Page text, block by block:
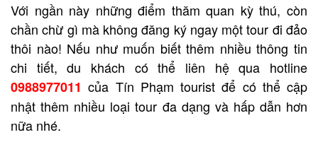
Với ngần này những điểm thăm quan kỳ thú, còn
chần chừ gì mà không đăng ký ngay một tour đi đảo
thôi nào! Nếu như muốn biết thêm nhiều thông tin
chi tiết, du khách có thể liên hệ qua hotline
0988977011 của Tín Phạm tourist để có thể cập
nhật thêm nhiều loại tour đa dạng và hấp dẫn hơn
nữa nhé.